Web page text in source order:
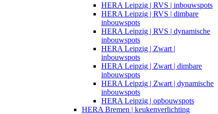
HERA Leipzig | RVS | inbouwspots
HERA Leipzig | RVS | dimbare
inbouwspots
HERA Leipzig | RVS | dynamische
inbouwspots
HERA Leipzig | Zwart |
inbouwspots​
HERA Leipzig | Zwart | dimbare
inbouwspots
HERA Leipzig | Zwart | dynamische
inbouwspots
HERA Leipzig | opbouwspots
HERA Bremen | keukenverlichting